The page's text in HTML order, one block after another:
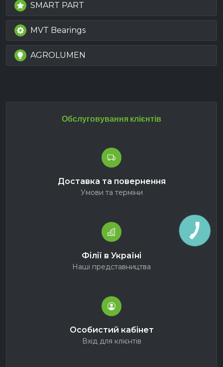
SMART PART
MVT Bearings
AGROLUMEN
Обслуговування клієнтів
Доставка та повернення
Умови та терміни
Філії в Україні
Наші представництва
Особистий кабінет
Вхід для клієнтів